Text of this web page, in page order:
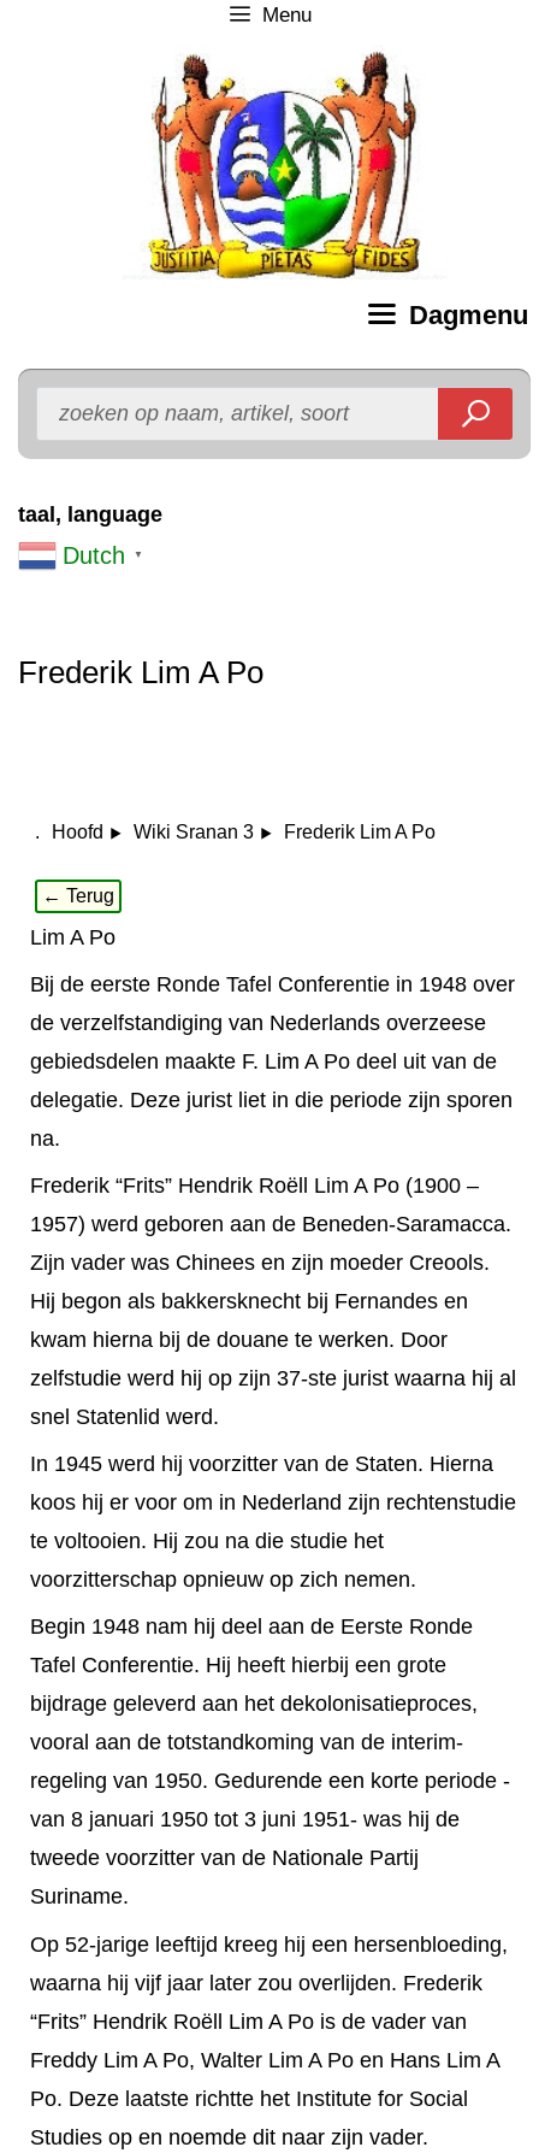
Menu
Dagmenu
taal, language
Dutch ▼
Frederik Lim A Po
. Hoofd Wiki Sranan 3 Frederik Lim A Po
← Terug
Lim A Po
Bij de eerste Ronde Tafel Conferentie in 1948 over
de verzelfstandiging van Nederlands overzeese
gebiedsdelen maakte F. Lim A Po deel uit van de
delegatie. Deze jurist liet in die periode zijn sporen
na.
Frederik “Frits” Hendrik Roëll Lim A Po (1900 –
1957) werd geboren aan de Beneden-Saramacca.
Zijn vader was Chinees en zijn moeder Creools.
Hij begon als bakkersknecht bij Fernandes en
kwam hierna bij de douane te werken. Door
zelfstudie werd hij op zijn 37-ste jurist waarna hij al
snel Statenlid werd.
In 1945 werd hij voorzitter van de Staten. Hierna
koos hij er voor om in Nederland zijn rechtenstudie
te voltooien. Hij zou na die studie het
voorzitterschap opnieuw op zich nemen.
Begin 1948 nam hij deel aan de Eerste Ronde
Tafel Conferentie. Hij heeft hierbij een grote
bijdrage geleverd aan het dekolonisatieproces,
vooral aan de totstandkoming van de interim-
regeling van 1950. Gedurende een korte periode -
van 8 januari 1950 tot 3 juni 1951- was hij de
tweede voorzitter van de Nationale Partij
Suriname.
Op 52-jarige leeftijd kreeg hij een hersenbloeding,
waarna hij vijf jaar later zou overlijden. Frederik
“Frits” Hendrik Roëll Lim A Po is de vader van
Freddy Lim A Po, Walter Lim A Po en Hans Lim A
Po. Deze laatste richtte het Institute for Social
Studies op en noemde dit naar zijn vader.